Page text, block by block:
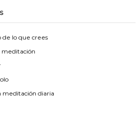
de lo que crees
meditación
meditación diaria